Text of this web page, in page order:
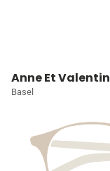
Anne Et Valentin
Basel